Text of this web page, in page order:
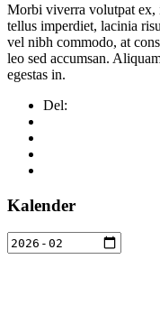
Morbi viverra volutpat ex,
tellus imperdiet, lacinia
vel nibh commodo, at
leo sed accumsan.
egestas in.
Del:
Kalender